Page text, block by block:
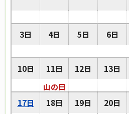
3日 4日 5日 6日
10日 11日 12日 13日
山の日
17日 18日 19日 20日